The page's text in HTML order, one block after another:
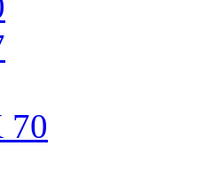
70